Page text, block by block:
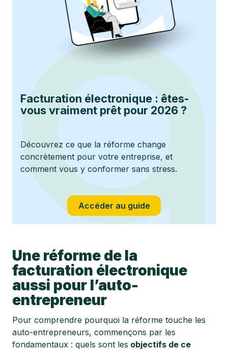
Facturation électronique : êtes-
vous vraiment prêt pour 2026 ?
Découvrez ce que la réforme change
concrètement pour votre entreprise, et
comment vous y conformer sans stress.
Accéder au guide
Une réforme de la
facturation électronique
aussi pour l’auto-
entrepreneur
Pour comprendre pourquoi la réforme touche les
auto-entrepreneurs, commençons par les
fondamentaux : quels sont les objectifs de ce